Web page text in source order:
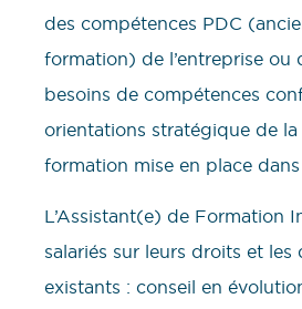
des compétences PDC
formation) de l’entreprise ou
besoins de compétences
orientations stratégique de
formation mise en place dans
L’Assistant(e) de Formation
salariés sur leurs droits et les
existants : conseil en